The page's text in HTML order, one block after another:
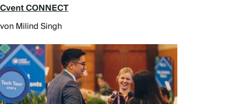
Cvent CONNECT
von Milind Singh